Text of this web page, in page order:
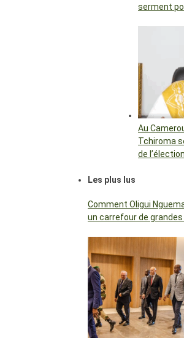
serment
Au
Tchiroma
de
Les plus lus
Comment Oligui
un carrefour de